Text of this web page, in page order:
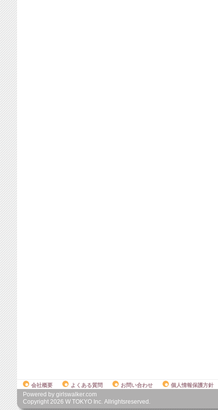
会社概要 よくある質問 お問い合わせ 個人情報保護方針
Powered by girlswalker.com
Copyright 2026 W TOKYO Inc. Allrightsreserved.